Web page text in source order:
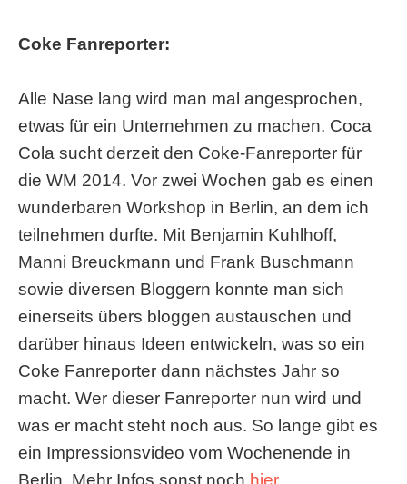
Coke Fanreporter:
Alle Nase lang wird man mal angesprochen,
etwas für ein Unternehmen zu machen. Coca
Cola sucht derzeit den Coke-Fanreporter für
die WM 2014. Vor zwei Wochen gab es einen
wunderbaren Workshop in Berlin, an dem ich
teilnehmen durfte. Mit Benjamin Kuhlhoff,
Manni Breuckmann und Frank Buschmann
sowie diversen Bloggern konnte man sich
einerseits übers bloggen austauschen und
darüber hinaus Ideen entwickeln, was so ein
Coke Fanreporter dann nächstes Jahr so
macht. Wer dieser Fanreporter nun wird und
was er macht steht noch aus. So lange gibt es
ein Impressionsvideo vom Wochenende in
Berlin. Mehr Infos sonst noch hier.